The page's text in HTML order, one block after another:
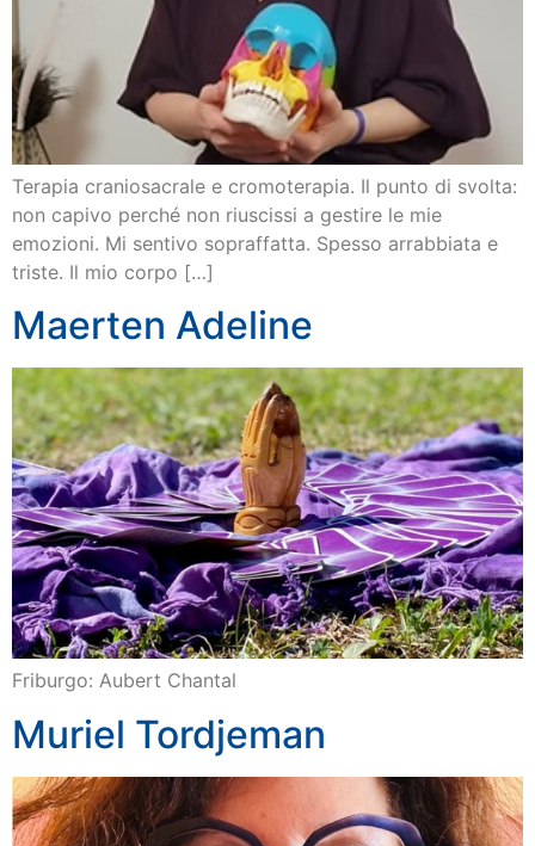
Terapia craniosacrale e cromoterapia. Il punto di svolta:
non capivo perché non riuscissi a gestire le mie
emozioni. Mi sentivo sopraffatta. Spesso arrabbiata e
triste. Il mio corpo […]
Maerten Adeline
Friburgo: Aubert Chantal
Muriel Tordjeman